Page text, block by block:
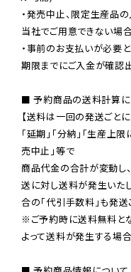
・発売中止、限定生産品
当社でご用意できない場合
・事前のお支払いが必要
期限までにご入金が確認
■ 予約商品の送料計算に
【送料は一回の発送ごと
「延期」「分納」「生産上
売中止」等で
商品代金の合計が変動し
送に対し送料が発生いた
※ご予約時に送料無料と
よって送料が発生する場